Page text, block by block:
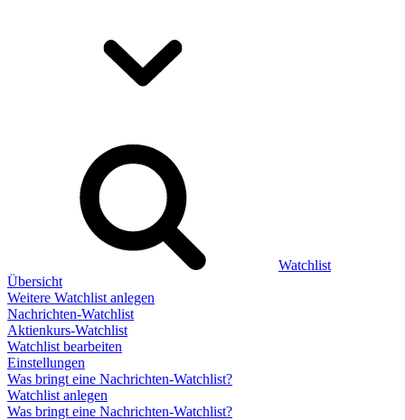
Watchlist
Übersicht
Weitere Watchlist anlegen
Nachrichten-Watchlist
Aktienkurs-Watchlist
Watchlist bearbeiten
Einstellungen
Was bringt eine Nachrichten-Watchlist?
Watchlist anlegen
Was bringt eine Nachrichten-Watchlist?